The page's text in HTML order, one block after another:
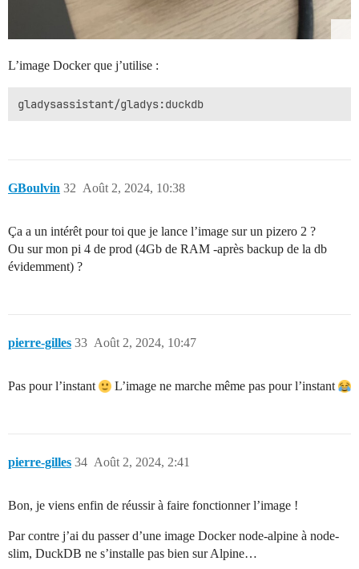
L’image Docker que j’utilise :
GBoulvin Août 2, 2024, 10:38
32
Ça a un intérêt pour toi que je lance l’image sur un pizero 2 ?
Ou sur mon pi 4 de prod (4Gb de RAM -après backup de la db
évidemment) ?
pierre-gilles Août 2, 2024, 10:47
33
Pas pour l’instant L’image ne marche même pas pour l’instant
pierre-gilles Août 2, 2024, 2:41
34
Bon, je viens enfin de réussir à faire fonctionner l’image !
Par contre j’ai du passer d’une image Docker node-alpine à node-
slim, DuckDB ne s’installe pas bien sur Alpine…